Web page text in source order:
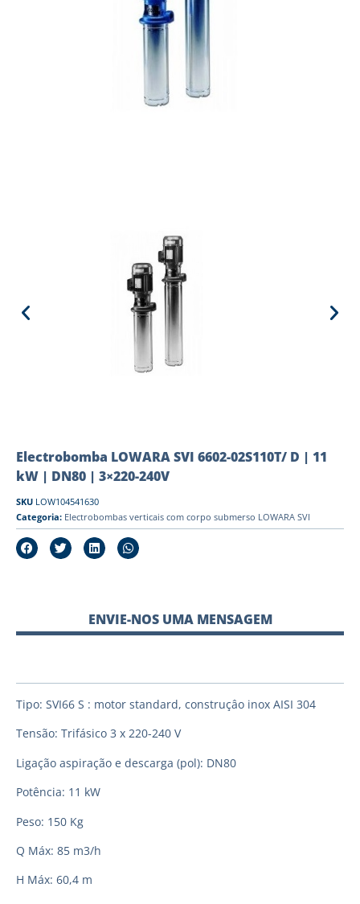
Electrobomba LOWARA SVI 6602-02S110T/ D | 11
kW | DN80 | 3×220-240V
SKU LOW104541630
Categoria: Electrobombas verticais com corpo submerso LOWARA SVI
ENVIE-NOS UMA MENSAGEM
Tipo: SVI66 S : motor standard, construçâo inox AISI 304
Tensão: Trifásico 3 x 220-240 V
Ligação aspiração e descarga (pol): DN80
Potência: 11 kW
Peso: 150 Kg
Q Máx: 85 m3/h
H Máx: 60,4 m